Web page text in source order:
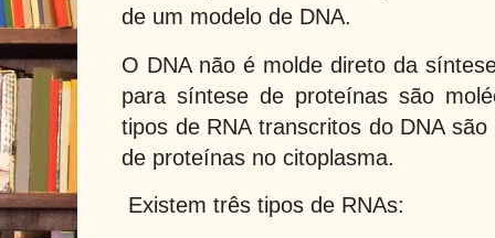
de um modelo de DNA.
O DNA não é molde direto da
para síntese de proteínas são
tipos de RNA transcritos do DNA
de proteínas no citoplasma.
Existem três tipos de RNAs: